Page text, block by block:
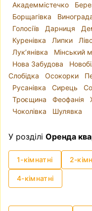
Академмістечко
Борщагівка
Голосіїв
Дарниця
Куренівка
Липки
Лук’янівка
Мінський
Нова Забудова
Слобідка
Осокорки
Русанівка
Сирець
Троєщина
Феофанія
Чоколівка
Шулявка
У розділі Оренда
1-кімнатні 2-
4-кімнатні